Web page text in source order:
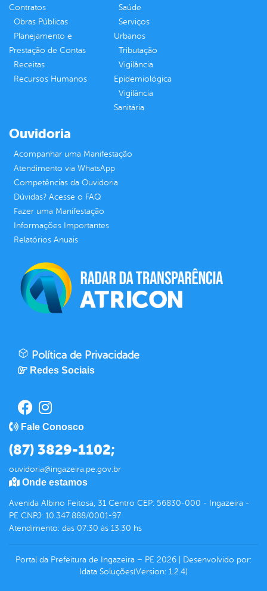
Contratos
Obras Públicas
Planejamento e
Prestação de Contas
Receitas
Recursos Humanos
Saúde
Serviços
Urbanos
Tributação
Vigilância
Epidemiológica
Vigilância
Sanitária
Ouvidoria
Acompanhar uma Manifestação
Atendimento via WhatsApp
Competências da Ouvidoria
Dúvidas? Acesse o FAQ
Fazer uma Manifestação
Informações Importantes
Relatórios Anuais
Política de Privacidade
Redes Sociais
Fale Conosco
(87) 3829-1102;
ouvidoria@ingazeira.pe.gov.br
Onde estamos
Avenida Albino Feitosa, 31 Centro CEP: 56830-000 - Ingazeira -
PE CNPJ: 10.347.888/0001-97
Atendimento: das 07:30 às 13:30 hs
Portal da Prefeitura de Ingazeira – PE 2026
Desenvolvido por:
Idata Soluções(Version: 1.2.4)